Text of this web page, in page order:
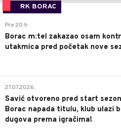
RK BORAC
Pre 20 h
Borac m:tel zakazao osam
utakmica pred početak nove
27.07.2026.
Savić otvoreno pred start
Borac napada titulu, klub ulazi
dugova prema igračima!